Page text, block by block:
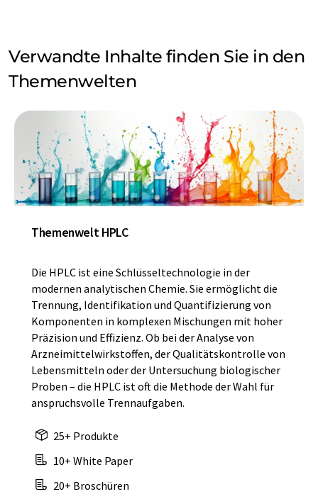
Verwandte Inhalte finden Sie in den
Themenwelten
Themenwelt HPLC
Die HPLC ist eine Schlüsseltechnologie in der
modernen analytischen Chemie. Sie ermöglicht die
Trennung, Identifikation und Quantifizierung von
Komponenten in komplexen Mischungen mit hoher
Präzision und Effizienz. Ob bei der Analyse von
Arzneimittelwirkstoffen, der Qualitätskontrolle von
Lebensmitteln oder der Untersuchung biologischer
Proben – die HPLC ist oft die Methode der Wahl für
anspruchsvolle Trennaufgaben.
25+ Produkte
10+ White Paper
20+ Broschüren